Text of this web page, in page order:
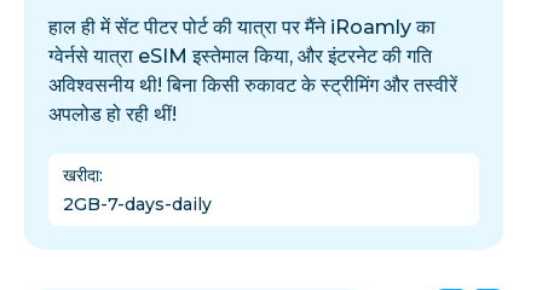
हाल ही में सेंट पीटर पोर्ट की यात्रा पर मैंने iRoamly का
ग्वेर्नसे यात्रा eSIM इस्तेमाल किया, और इंटरनेट की गति
अविश्वसनीय थी! बिना किसी रुकावट के स्ट्रीमिंग और तस्वीरें
अपलोड हो रही थीं!
खरीदा:
2GB-7-days-daily